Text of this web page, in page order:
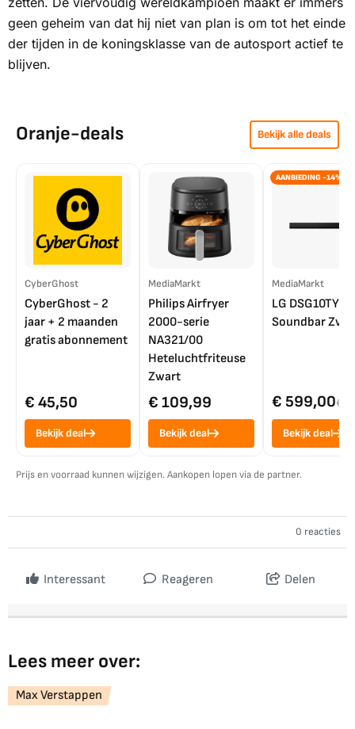
geen geheim van dat hij niet van plan is om tot het einde
der tijden in de koningsklasse van de autosport actief te
blijven.
Oranje-deals Bekijk alle deals
CyberGhost
CyberGhost - 2
jaar + 2 maanden
gratis abonnement
€ 45,50
Bekijk deal
MediaMarkt
Philips Airfryer
2000-serie
NA321/00
Heteluchtfriteuse
Zwart
€ 109,99
Bekijk deal
AANBIEDING -14%
MediaMarkt
LG DSG10TY
Soundbar
€ 599,00€
Bekijk deal
Prijs en voorraad kunnen wijzigen. Aankopen lopen via de partner.
0 reacties
Interessant Reageren Delen
Lees meer over:
Max Verstappen